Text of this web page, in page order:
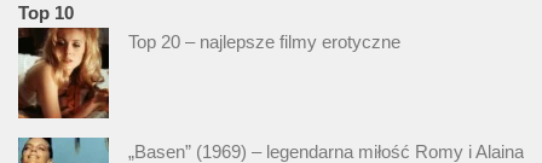
Top 10
Top 20 – najlepsze filmy erotyczne
„Basen” (1969) – legendarna miłość Romy i Alaina